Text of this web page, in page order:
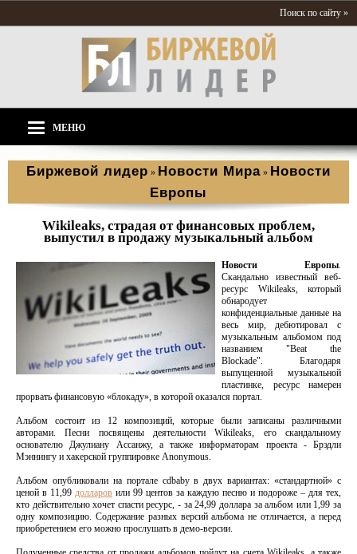
Поиск по сайту »
МЕНЮ
Биржевой лидер » Новости Мира » Новости
Европы
Wikileaks, страдая от финансовых проблем,
выпустил в продажу музыкальный альбом
Новости Европы.
Скандально известный веб-
ресурс Wikileaks, который
обнародует
конфиденциальные данные на
весь мир, дебютировал с
музыкальным альбомом под
названием "Beat the
Blockade". Благодаря
выпущенной музыкальной
пластинке, ресурс намерен
прорвать финансовую «блокаду», в которой оказался портал.
Альбом состоит из 12 композиций, которые были записаны различными
авторами. Песни посвящены деятельности Wikileaks, его скандальному
основателю Джулиану Ассанжу, а также информаторам проекта - Брэдли
Мэннингу и хакерской группировке Anonymous.
Альбом опубликовали на портале cdbaby в двух вариантах: «стандартной» с
ценой в 11,99 долларов или 99 центов за каждую песню и подороже – для тех,
кто действительно хочет спасти ресурс, - за 24,99 доллара за альбом или 1,99 за
одну композицию. Содержание разных версий альбома не отличается, а перед
приобретением его можно прослушать в демо-версии.